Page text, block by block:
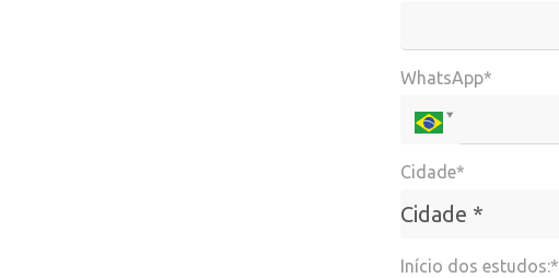
WhatsApp*
Cidade*
Cidade *
Cidade*
Início dos estudos:*